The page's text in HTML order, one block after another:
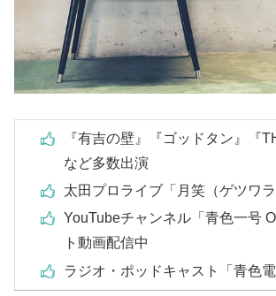
『有吉の壁』『ゴッドタン』『
など多数出演
太田プロライブ「月笑（ゲツワ
YouTubeチャンネル「青色一号
ト動画配信中
ラジオ・ポッドキャスト「青色